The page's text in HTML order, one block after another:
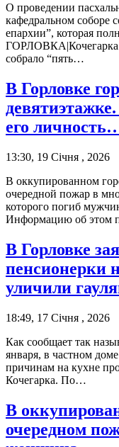
О проведении
кафедральном соборе
епархии”, которая
ГОРЛОВКА|Кочегарка.
собрало “пять…
В Горловке
его
13:30, 19 Січня , 2026
В оккупированном
очередной пожар в
которого погиб
Информацию об этом
В Горловке
пенсионерки
уличили
18:49, 17 Січня , 2026
Как сообщает так
января, в частном
причинам на кухне
Кочегарка. По…
В
очередном